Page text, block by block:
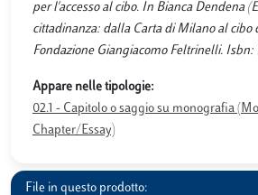
per l'accesso al cibo. In Bianca Dendena
cittadinanza: dalla Carta di Milano al cibo
Fondazione Giangiacomo Feltrinelli. Isbn:
Appare nelle tipologie:
02.1 - Capitolo o saggio su monografia
Chapter/Essay)
File in questo prodotto: